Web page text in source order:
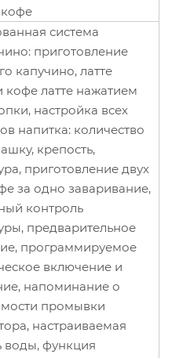
кофе
система
приготовление
капучино, латте
кофе латте нажатием
настройка всех
напитка: количество
крепость,
приготовление двух
за одно заваривание,
контроль
предварительное
программируемое
включение и
напоминание о
промывки
настраиваемая
воды, функция